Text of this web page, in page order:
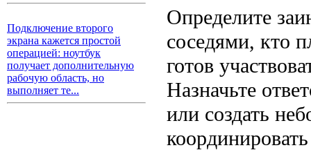
Подключение второго
экрана кажется простой
операцией: ноутбук
получает дополнительную
рабочую область, но
выполняет те...
Определите
соседями, кто
готов
Назначьте
или создать